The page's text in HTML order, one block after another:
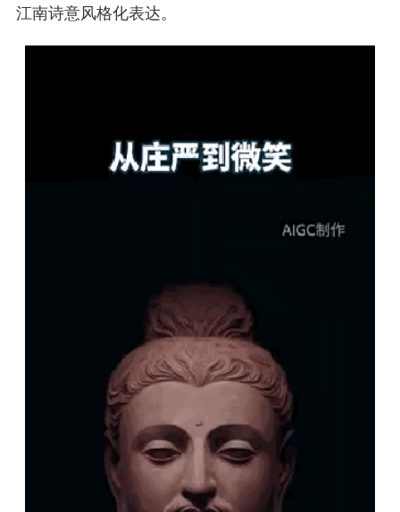
江南诗意风格化表达。